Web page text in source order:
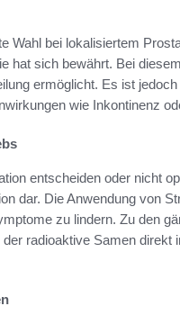
Wahl bei lokalisiertem
hat sich bewährt. Bei
ermöglicht. Es ist
wie Inkontinenz
entscheiden oder nicht
dar. Die Anwendung von
zu lindern. Zu den
radioaktive Samen